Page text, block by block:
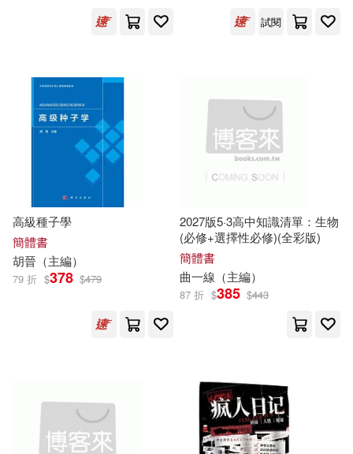
鞋包配件(3862) 票券(57)
玲廊滿藝(331)
電子書閱讀器(9)
電子書(12230)
曲一線（主編）(396)
根華編輯部(348)
文心（主編）(344)
中公教育教師招聘考試研究院(325)
AI-PROJECT(299)
山香教師招聘考試命題研究中心主
甘智榮（主編）(265)
清華大學出版社(10934)
化學工業出版社(9822)
電子工業出版社(8037)
人民郵電出版社(6680)
北京理工大學出版社(5728)
社會科學文獻出版社(5713)
中國人民大學出版社(5615)
中國醫藥科技出版社(4256)
可港澳店取(442031)
可新加坡店取(441059)
可菲律賓店取(442388)
本週上市新品(125)
試閱
高級種子學
簡體書
胡晉（主編）
79 折 $378 $479
2027版5·3高中知識清單：生物
(必修+選擇性必修)(全彩版)
簡體書
曲一線（主編）
87 折 $385 $443